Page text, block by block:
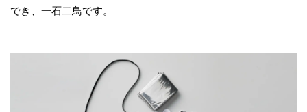
でき、一石二鳥です。